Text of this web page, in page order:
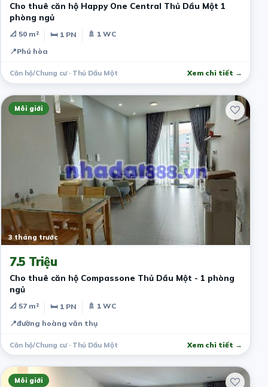
Cho thuê căn hộ Happy One Central Thủ Dầu Một 1
phòng ngủ
📐 50 m² 🛏 1 PN
🚿 1 WC
📍Phú hòa
Căn hộ/Chung cư · Thủ Dầu Một Xem chi tiết →
Môi giới
3 tháng trước
7.5 Triệu
Cho thuê căn hộ Compassone Thủ Dầu Một - 1 phòng
ngủ
📐 57 m² 🛏 1 PN
🚿 1 WC
📍đường hoàng văn thụ
Căn hộ/Chung cư · Thủ Dầu Một Xem chi tiết →
Môi giới